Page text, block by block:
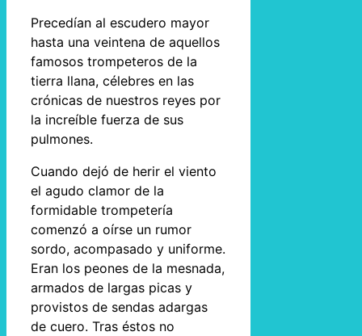
Precedían al escudero mayor
hasta una veintena de aquellos
famosos trompeteros de la
tierra llana, célebres en las
crónicas de nuestros reyes por
la increíble fuerza de sus
pulmones.
Cuando dejó de herir el viento
el agudo clamor de la
formidable trompetería
comenzó a oírse un rumor
sordo, acompasado y uniforme.
Eran los peones de la mesnada,
armados de largas picas y
provistos de sendas adargas
de cuero. Tras éstos no